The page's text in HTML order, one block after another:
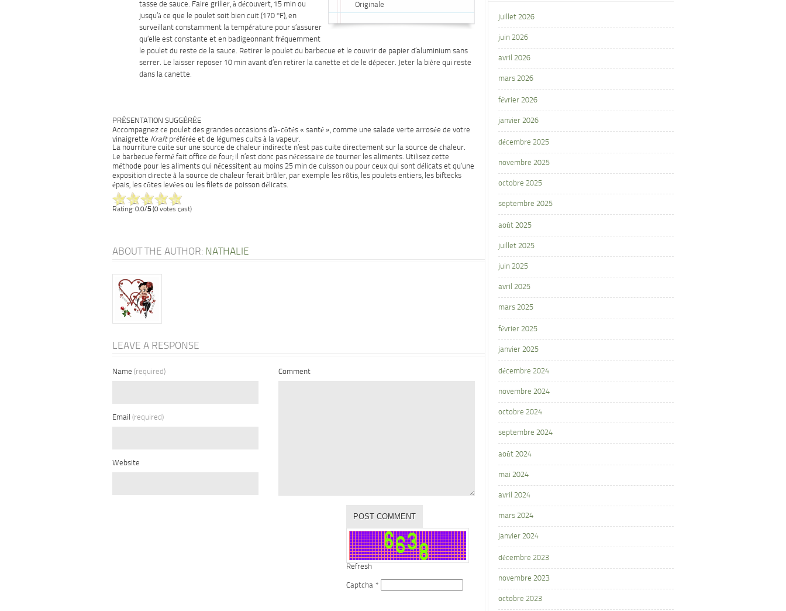
Originale
tasse de sauce. Faire griller, à découvert, 15 min ou
jusqu’à ce que le poulet soit bien cuit (170 °F), en
surveillant constamment la température pour s’assurer
qu’elle est constante et en badigeonnant fréquemment
le poulet du reste de la sauce. Retirer le poulet du barbecue et le couvrir de papier d’aluminium sans
serrer. Le laisser reposer 10 min avant d’en retirer la canette et de le dépecer. Jeter la bière qui reste
dans la canette.
PRÉSENTATION SUGGÉRÉE
Accompagnez ce poulet des grandes occasions d’à-côtés « santé », comme une salade verte arrosée de votre
vinaigrette Kraftpréférée et de légumes cuits à la vapeur.
La nourriture cuite sur une source de chaleur indirecte n’est pas cuite directement sur la source de chaleur.
Le barbecue fermé fait office de four; il n’est donc pas nécessaire de tourner les aliments. Utilisez cette
méthode pour les aliments qui nécessitent au moins 25 min de cuisson ou pour ceux qui sont délicats et qu’une
exposition directe à la source de chaleur ferait brûler, par exemple les rôtis, les poulets entiers, les biftecks
épais, les côtes levées ou les filets de poisson délicats.
Rating: 0.0/5(0 votes cast)
ABOUT THE AUTHOR: NATHALIE
LEAVE A RESPONSE
Name (required)
Email (required)
Website
Comment
Refresh
Captcha *
juillet 2026
juin 2026
avril 2026
mars 2026
février 2026
janvier 2026
décembre 2025
novembre 2025
octobre 2025
septembre 2025
août 2025
juillet 2025
juin 2025
avril 2025
mars 2025
février 2025
janvier 2025
décembre 2024
novembre 2024
octobre 2024
septembre 2024
août 2024
mai 2024
avril 2024
mars 2024
janvier 2024
décembre 2023
novembre 2023
octobre 2023